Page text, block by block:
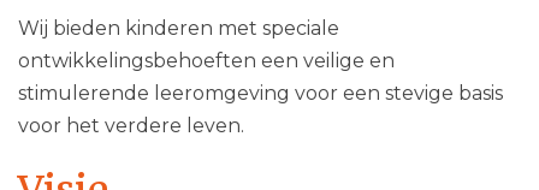
Wij bieden kinderen met speciale
ontwikkelingsbehoeften een veilige en
stimulerende leeromgeving voor een stevige basis
voor het verdere leven.